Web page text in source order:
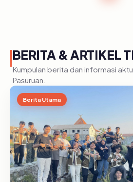
BERITA & ARTIKEL
Kumpulan berita dan informasi
Pasuruan.
Berita Utama